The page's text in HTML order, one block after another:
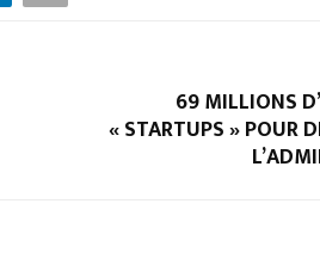
69 MILLIONS
« STARTUPS » POUR